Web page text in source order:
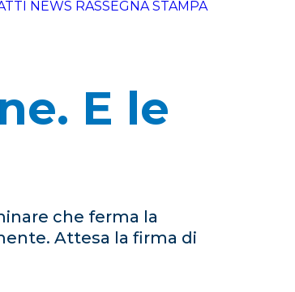
NEWS RASSEGNA STAMPA
E le
che ferma la
Attesa la firma di